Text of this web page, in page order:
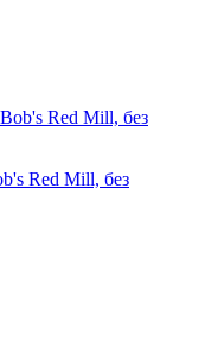
Red Mill, без